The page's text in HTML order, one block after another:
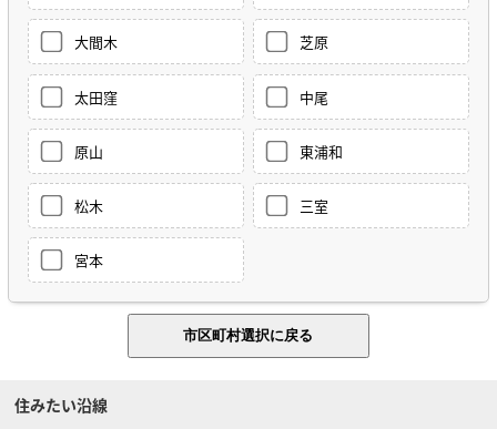
大間木 芝原
太田窪 中尾
原山 東浦和
松木 三室
宮本
住みたい沿線